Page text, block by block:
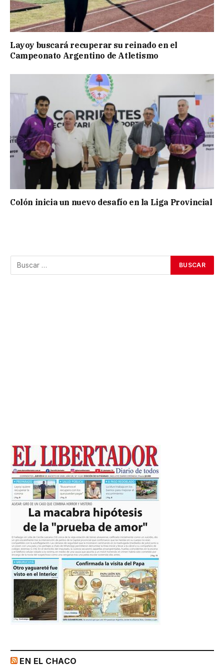
Layoy buscará recuperar su reinado en el
Campeonato Argentino de Atletismo
Colón inicia un nuevo desafío en la Liga Provincial
EN EL CHACO